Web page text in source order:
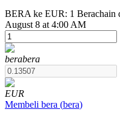
USDT Berjangka
BERA ke EUR: 1 Berachain
August 8 at 4:00 AM
berabera
EUR
Membeli bera (bera)